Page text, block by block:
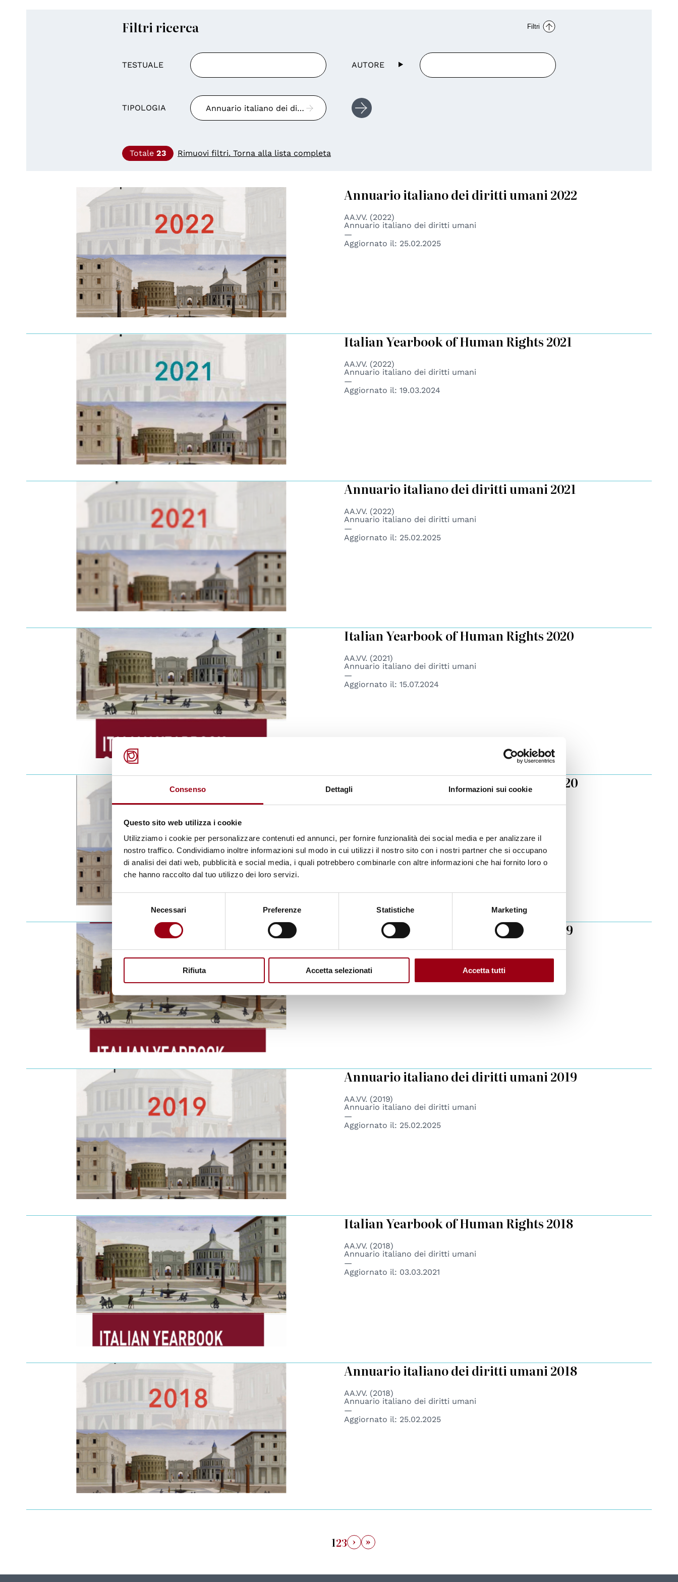
Consenso Dettagli Informazioni sui cookie
Questo sito web utilizza i cookie
Utilizziamo i cookie per personalizzare contenuti ed annunci, per fornire funzionalità dei social media e per analizzare il
nostro traffico. Condividiamo inoltre informazioni sul modo in cui utilizzi il nostro sito con i nostri partner che si occupano
di analisi dei dati web, pubblicità e social media, i quali potrebbero combinarle con altre informazioni che hai fornito loro o
che hanno raccolto dal tuo utilizzo dei loro servizi.
consenso
Necessari Preferenze Statistiche Marketing
Rifiuta Accetta selezionati Accetta tutti
Filtri
Filtri ricerca
TESTUALE AUTORE
TIPOLOGIA Annuario italiano dei diritti umani
Totale 23 Rimuovi filtri. Torna alla lista completa
Annuario italiano dei diritti umani 2022
AA.VV. (2022)
Annuario italiano dei diritti umani
Aggiornato il: 25.02.2025
Italian Yearbook of Human Rights 2021
AA.VV. (2022)
Annuario italiano dei diritti umani
Aggiornato il:19.03.2024
Annuario italiano dei diritti umani 2021
AA.VV. (2022)
Annuario italiano dei diritti umani
Aggiornato il: 25.02.2025
Italian Yearbook of Human Rights 2020
AA.VV. (2021)
Annuario italiano dei diritti umani
Aggiornato il:15.07.2024
Annuario italiano dei diritti umani 2020
AA.VV. (2020)
Italian Yearbook of Human Rights 2019
AA.VV. (2019)
Annuario italiano dei diritti umani
Annuario italiano dei diritti umani 2019
AA.VV. (2019)
Annuario italiano dei diritti umani
Aggiornato il: 25.02.2025
Italian Yearbook of Human Rights 2018
AA.VV. (2018)
Annuario italiano dei diritti umani
Aggiornato il: 03.03.2021
Annuario italiano dei diritti umani 2018
AA.VV. (2018)
Annuario italiano dei diritti umani
Aggiornato il: 25.02.2025
123 › »